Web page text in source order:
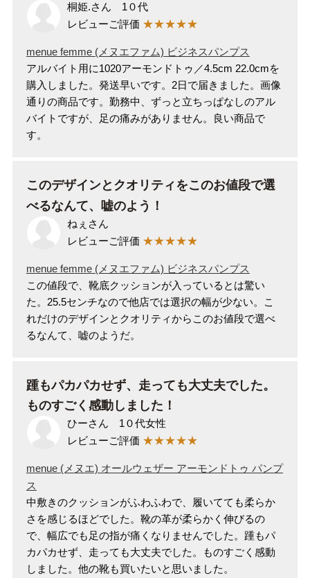
靴の用語集
サイズの測り方
お問い合わせ
プライバシーポリシー
会社概要
桐姫.さん 1０代
レビューご評価 ★★★★★
menue femme (メヌエファム) ビジネスパンプス
アルバイト用に1020アーモンドトゥ／4.5cm 22.0cmを
購入しました。発送早いです。2日で届きました。画像
通りの商品です。勤務中、ずっと立ちっぱなしのアル
バイトですが、足の痛みがありません。良い商品で
す。
このデザインとクオリティをこのお値段で選
べるなんて、嘘のよう！
ねぇさん
レビューご評価 ★★★★★
menue femme (メヌエファム) ビジネスパンプス
この値段で、靴底クッションが入っているとは驚い
た。25.5センチなので他店では選択の幅が少ない。こ
れだけのデザインとクオリティからこのお値段で選べ
るなんて、嘘のようだ。
踵もパカパカせず、走っても大丈夫でした。
ものすごく感動しました！
ひーさん 1０代女性
レビューご評価 ★★★★★
menue (メヌエ) オールウェザー アーモンドトゥ パンプ
ス
中敷きのクッションがふわふわで、履いてても柔らか
さを感じるほどでした。靴の革が柔らかく伸びるの
で、幅広でも足の指が痛くなりませんでした。踵もパ
カパカせず、走っても大丈夫でした。ものすごく感動
しました。他の靴も買いたいと思いました。